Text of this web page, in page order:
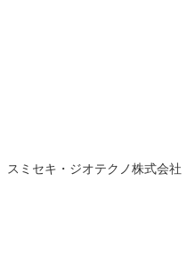
スミセキ・ジオテクノ株式会社